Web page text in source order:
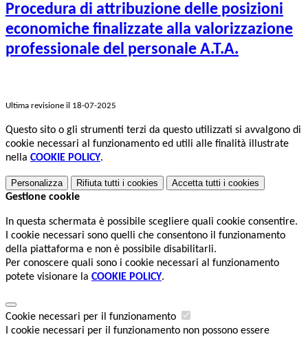
Procedura di attribuzione delle posizioni
economiche finalizzate alla valorizzazione
professionale del personale A.T.A.
Ultima revisione il 18-07-2025
Questo sito o gli strumenti terzi da questo utilizzati si avvalgono di
cookie necessari al funzionamento ed utili alle finalità illustrate
nella COOKIE POLICY.
Personalizza Rifiuta tutti i cookies Accetta tutti i cookies
Gestione cookie
In questa schermata è possibile scegliere quali cookie consentire.
I cookie necessari sono quelli che consentono il funzionamento
della piattaforma e non è possibile disabilitarli.
Per conoscere quali sono i cookie necessari al funzionamento
potete visionare la COOKIE POLICY.
Cookie necessari per il funzionamento
I cookie necessari per il funzionamento non possono essere